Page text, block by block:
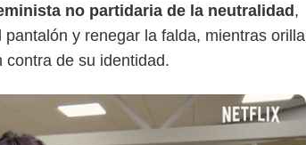
no partidaria de la neutralidad ,
pantalón y renegar la falda, mientras orilla
de su identidad.